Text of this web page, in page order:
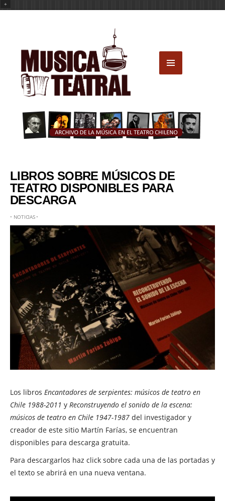
LIBROS SOBRE MÚSICOS DE
TEATRO DISPONIBLES PARA
DESCARGA
• NOTICIAS•
Los libros Encantadores de serpientes: músicos de teatro en
Chile 1988-2011 y Reconstruyendo el sonido de la escena:
músicos de teatro en Chile 1947-1987 del investigador y
creador de este sitio Martín Farías, se encuentran
disponibles para descarga gratuita.
Para descargarlos haz click sobre cada una de las portadas y
el texto se abrirá en una nueva ventana.
+